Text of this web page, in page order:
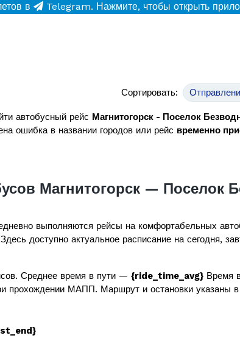
в Telegram. Нажмите, чтобы открыть
Сортировать:
автобусный рейс Магнитогорск - Поселок
ошибка в названии городов или рейс временно
Магнитогорск — Поселок
выполняются рейсы на комфортабельных
доступно актуальное расписание на сегодня,
Среднее время в пути — {ride_time_avg} Время
прохождении МАПП. Маршрут и остановки указаны в